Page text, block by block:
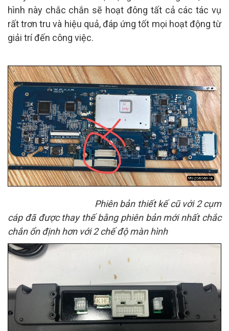
hình này chắc chắn sẽ hoạt đông tất cả các tác vụ
rất trơn tru và hiệu quả, đáp ứng tốt mọi hoạt động từ
giải trí đến công việc.
Phiên bản thiết kế cũ với 2 cụm
cáp đã được thay thế bằng phiên bản mới nhất chắc
chắn ổn định hơn với 2 chế độ màn hình